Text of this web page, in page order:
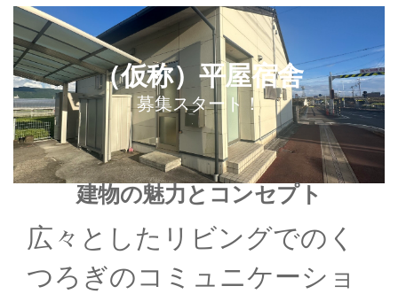
合
宿
免
許
な
ら
安
自
動
楽し
い！
四国
の南
国、
歴史
ある
町
「高
知県
安芸
市」
にあ
芸自
（仮称）平屋宿舎
募集スタート！
建物の魅力とコンセプト
広々としたリビングでのく
つろぎのコミュニケーショ